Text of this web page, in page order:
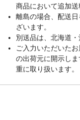
商品において追加送
離島の場合、配送
ざいます。
別送品は、北海道
ご入力いただいた
の出荷元に開示し
重に取り扱います。